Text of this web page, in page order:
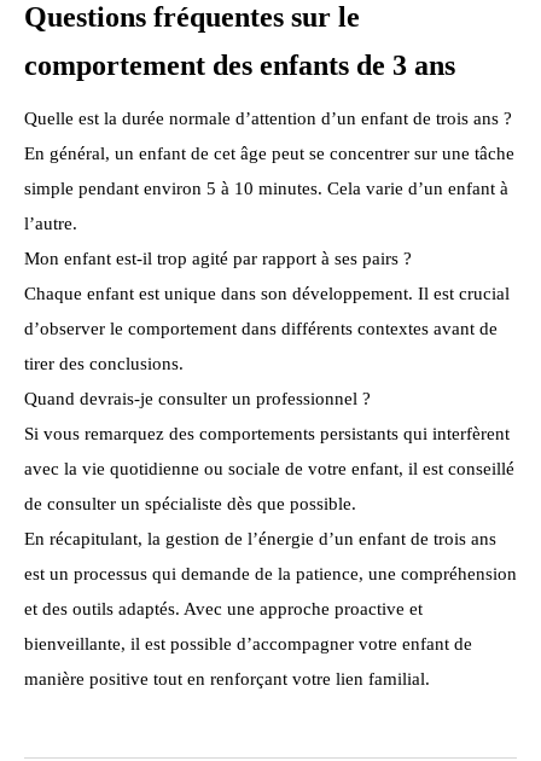
Questions fréquentes sur le
comportement des enfants de 3 ans
Quelle est la durée normale d’attention d’un enfant de trois ans ?
En général, un enfant de cet âge peut se concentrer sur une tâche
simple pendant environ 5 à 10 minutes. Cela varie d’un enfant à
l’autre.
Mon enfant est-il trop agité par rapport à ses pairs ?
Chaque enfant est unique dans son développement. Il est crucial
d’observer le comportement dans différents contextes avant de
tirer des conclusions.
Quand devrais-je consulter un professionnel ?
Si vous remarquez des comportements persistants qui interfèrent
avec la vie quotidienne ou sociale de votre enfant, il est conseillé
de consulter un spécialiste dès que possible.
En récapitulant, la gestion de l’énergie d’un enfant de trois ans
est un processus qui demande de la patience, une compréhension
et des outils adaptés. Avec une approche proactive et
bienveillante, il est possible d’accompagner votre enfant de
manière positive tout en renforçant votre lien familial.